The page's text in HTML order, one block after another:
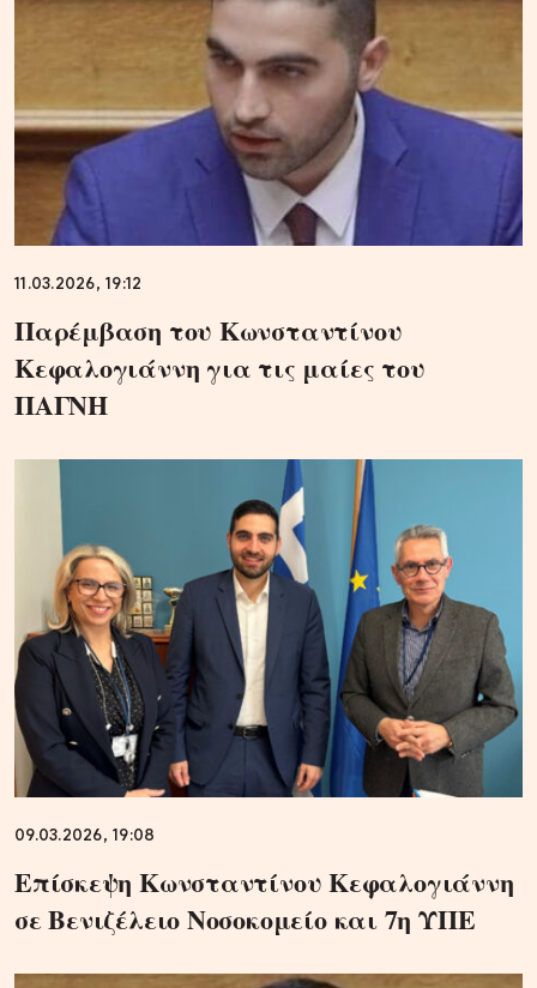
11.03.2026, 19:12
Παρέμβαση του Κωνσταντίνου
Κεφαλογιάννη για τις μαίες του
ΠΑΓΝΗ
09.03.2026, 19:08
Επίσκεψη Κωνσταντίνου Κεφαλογιάννη
σε Βενιζέλειο Νοσοκομείο και 7η ΥΠΕ